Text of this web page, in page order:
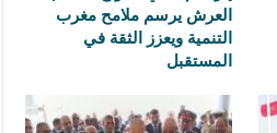
العرش يرسم ملامح مغرب
التنمية ويعزز الثقة في
المستقبل